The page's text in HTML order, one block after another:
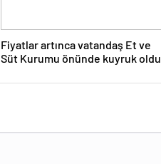
Fiyatlar artınca vatandaş Et ve
Süt Kurumu önünde kuyruk oldu